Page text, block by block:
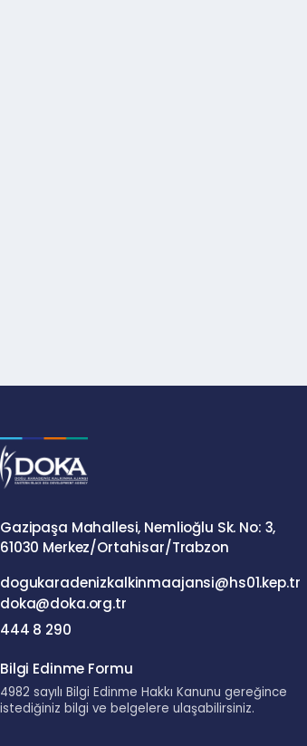
Gazipaşa Mahallesi, Nemlioğlu Sk. No: 3,
dogukaradenizkalkinmaajansi@hs01.kep.tr
doka@doka.org.tr